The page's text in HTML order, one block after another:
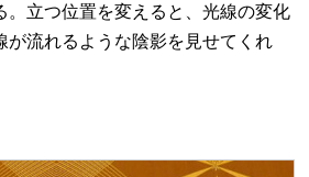
。立つ位置を変えると、光線の変化
が流れるような陰影を見せてくれ